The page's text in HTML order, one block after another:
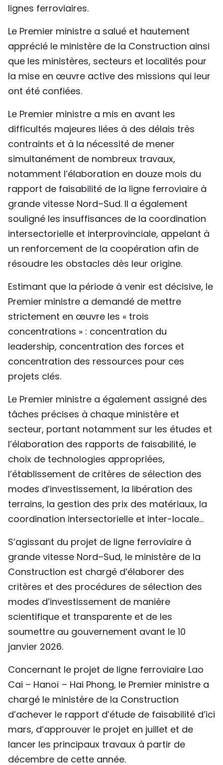
lignes ferroviaires.
Le Premier ministre a salué et hautement
apprécié le ministère de la Construction ainsi
que les ministères, secteurs et localités pour
la mise en œuvre active des missions qui leur
ont été confiées.
Le Premier ministre a mis en avant les
difficultés majeures liées à des délais très
contraints et à la nécessité de mener
simultanément de nombreux travaux,
notamment l’élaboration en douze mois du
rapport de faisabilité de la ligne ferroviaire à
grande vitesse Nord–Sud. Il a également
souligné les insuffisances de la coordination
intersectorielle et interprovinciale, appelant à
un renforcement de la coopération afin de
résoudre les obstacles dès leur origine.
Estimant que la période à venir est décisive, le
Premier ministre a demandé de mettre
strictement en œuvre les « trois
concentrations » : concentration du
leadership, concentration des forces et
concentration des ressources pour ces
projets clés.
Le Premier ministre a également assigné des
tâches précises à chaque ministère et
secteur, portant notamment sur les études et
l’élaboration des rapports de faisabilité, le
choix de technologies appropriées,
l’établissement de critères de sélection des
modes d’investissement, la libération des
terrains, la gestion des prix des matériaux, la
coordination intersectorielle et inter-locale…
S’agissant du projet de ligne ferroviaire à
grande vitesse Nord–Sud, le ministère de la
Construction est chargé d’élaborer des
critères et des procédures de sélection des
modes d’investissement de manière
scientifique et transparente et de les
soumettre au gouvernement avant le 10
janvier 2026.
Concernant le projet de ligne ferroviaire Lao
Cai – Hanoï – Hai Phong, le Premier ministre a
chargé le ministère de la Construction
d’achever le rapport d’étude de faisabilité d’ici
mars, d’approuver le projet en juillet et de
lancer les principaux travaux à partir de
décembre de cette année.